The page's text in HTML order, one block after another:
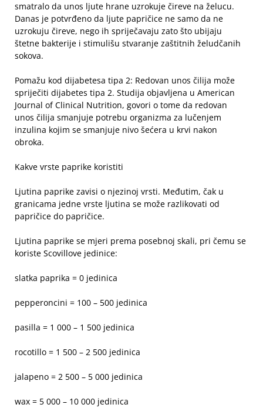
smatralo da unos ljute hrane uzrokuje čireve na želucu.
Danas je potvrđeno da ljute papričice ne samo da ne
uzrokuju čireve, nego ih spriječavaju zato što ubijaju
štetne bakterije i stimulišu stvaranje zaštitnih želudčanih
sokova.
Pomažu kod dijabetesa tipa 2: Redovan unos čilija može
spriječiti dijabetes tipa 2. Studija objavljena u American
Journal of Clinical Nutrition, govori o tome da redovan
unos čilija smanjuje potrebu organizma za lučenjem
inzulina kojim se smanjuje nivo šećera u krvi nakon
obroka.
Kakve vrste paprike koristiti
Ljutina paprike zavisi o njezinoj vrsti. Međutim, čak u
granicama jedne vrste ljutina se može razlikovati od
papričice do papričice.
Ljutina paprike se mjeri prema posebnoj skali, pri čemu se
koriste Scovillove jedinice:
slatka paprika = 0 jedinica
pepperoncini = 100 – 500 jedinica
pasilla = 1 000 – 1 500 jedinica
rocotillo = 1 500 – 2 500 jedinica
jalapeno = 2 500 – 5 000 jedinica
wax = 5 000 – 10 000 jedinica